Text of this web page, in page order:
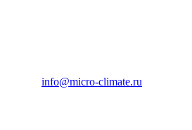
info@micro-climate.ru